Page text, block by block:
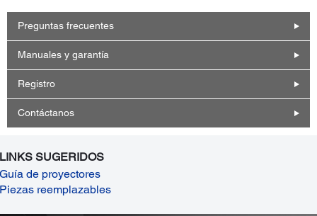
Preguntas frecuentes
Manuales y garantía
Registro
Contáctanos
LINKS SUGERIDOS
Guía de proyectores
Piezas reemplazables